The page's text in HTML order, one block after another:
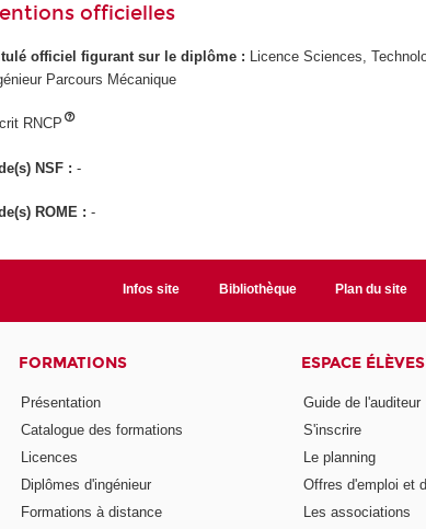
officielles
officiel figurant sur le diplôme : Licence Sciences,
Parcours Mécanique
RNCP
NSF :-
ROME :-
Infos site Bibliothèque Plan du site
FORMATIONS
Présentation
Catalogue des formations
Licences
Diplômes d'ingénieur
Formations à distance
ESPACE ÉLÈVES
Guide de l'auditeur
S'inscrire
Le planning
Offres d'emploi et
Les associations